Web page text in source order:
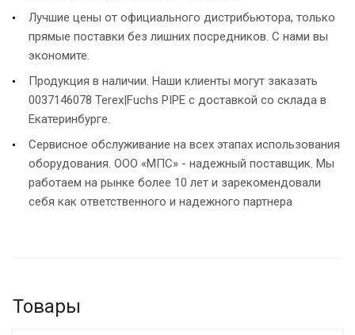
Лучшие цены от официального дистрибьютора, только
прямые поставки без лишних посредников. С нами вы
экономите.
Продукция в наличии. Наши клиенты могут заказать
0037146078 Terex|Fuchs PIPE с доставкой со склада в
Екатеринбурге.
Сервисное обслуживание на всех этапах использования
оборудования. ООО «МПС» - надежный поставщик. Мы
работаем на рынке более 10 лет и зарекомендовали
себя как ответственного и надежного партнера
Товары